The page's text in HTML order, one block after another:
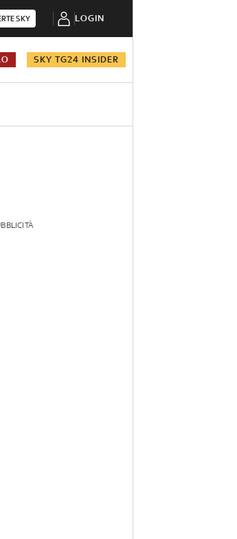
SKY LOGIN
SKY TG24 INSIDER